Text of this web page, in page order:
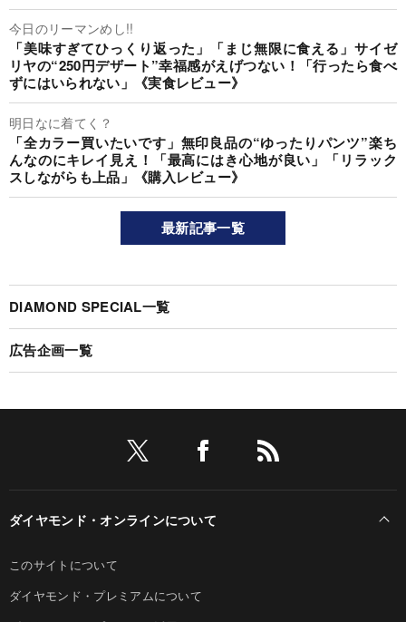
今日のリーマンめし!!
「美味すぎてひっくり返った」「まじ無限に食える」サイゼ
リヤの“250円デザート”幸福感がえげつない！「行ったら食べ
ずにはいられない」《実食レビュー》
明日なに着てく？
「全カラー買いたいです」無印良品の“ゆったりパンツ”楽ち
んなのにキレイ見え！「最高にはき心地が良い」「リラック
スしながらも上品」《購入レビュー》
最新記事一覧
DIAMOND SPECIAL一覧
広告企画一覧
ダイヤモンド・オンラインについて
このサイトについて
ダイヤモンド・プレミアムについて